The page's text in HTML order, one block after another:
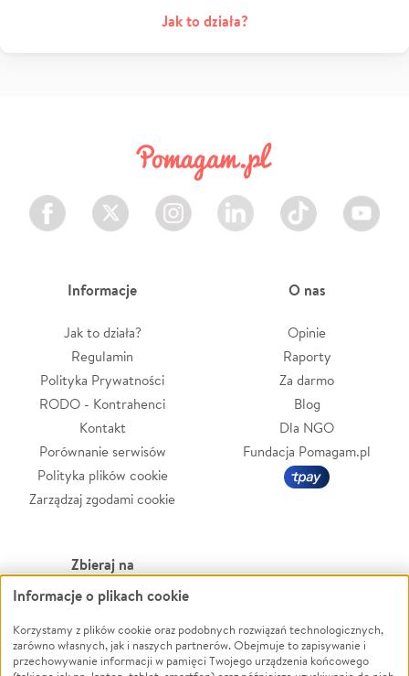
Jak to działa?
Facebook Twitter Instagram LinkedIn TikTok Youtube
Informacje
Jak to działa?
Regulamin
Polityka Prywatności
RODO - Kontrahenci
Kontakt
Porównanie serwisów
Polityka plików cookie
Zarządzaj zgodami cookie
O nas
Opinie
Raporty
Za darmo
Blog
Dla NGO
Fundacja Pomagam.pl
Zbieraj na
Leczenie
Zwierzęta
Pożar
Powódź
Wichura
Informacje o plikach cookie
Korzystamy z plików cookie oraz podobnych rozwiązań technologicznych,
zarówno własnych, jak i naszych partnerów. Obejmuje to zapisywanie i
przechowywanie informacji w pamięci Twojego urządzenia końcowego